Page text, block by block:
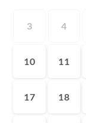
3 4
10 11
17 18